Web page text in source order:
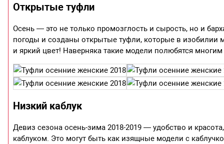
Открытые туфли
Осень — это не только промозглость и сырость, но и
погоды и созданы открытые туфли, которые в изобилии
и яркий цвет! Наверняка такие модели полюбятся
Низкий каблук
Девиз сезона осень-зима 2018-2019 — удобство и
каблуком. Это могут быть как изящные модели с